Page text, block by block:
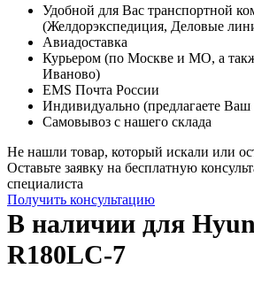
Удобной для Вас транспортной
(Желдорэкспедиция, Деловые
Авиадоставка
Курьером (по Москве и МО, а
Иваново)
EMS Почта России
Индивидуально (предлагаете Ваш
Самовывоз с нашего склада
Не нашли товар, который искали или
Оставьте заявку на бесплатную
специалиста
Получить консультацию
В наличии для
R180LC-7